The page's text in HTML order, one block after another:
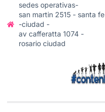
sedes operativas-
san martin 2515 - santa fe
-ciudad -
av cafferatta 1074 -
rosario ciudad